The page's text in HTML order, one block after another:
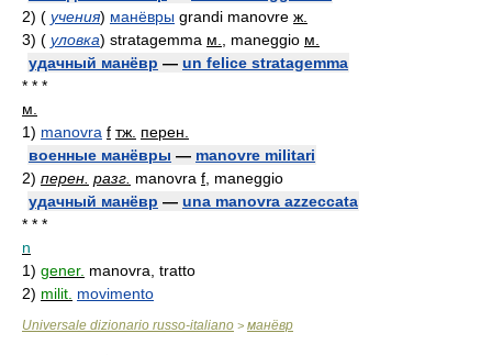
2) ( учения) манёвры grandi manovre ж.
3) ( уловка) stratagemma м. , maneggio м.
удачный манёвр — un felice stratagemma
* * *
м.
1) manovra f тж. перен.
военные манёвры — manovre militari
2) перен. разг. manovra f , maneggio
удачный манёвр — una manovra azzeccata
* * *
n
1) gener. manovra, tratto
2) milit. movimento
Universale dizionario russo-italiano > манёвр